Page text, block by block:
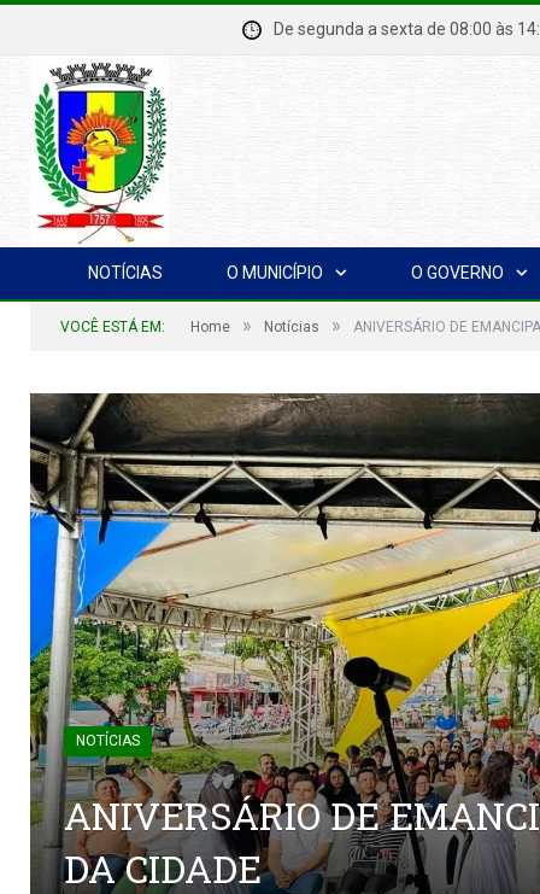
De segunda a sexta de 08:00
NOTÍCIAS O MUNICÍPIO O GOVERNO
VOCÊ ESTÁ EM: Home » Notícias » ANIVERSÁRIO DE
NOTÍCIAS
ANIVERSÁRIO DE
DA CIDADE